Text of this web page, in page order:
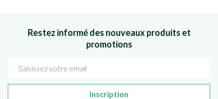
Restez informé des nouveaux produits et
promotions
Inscription